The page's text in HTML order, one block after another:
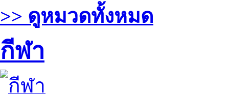
>> ดูหมวดทั้งหมด
กีฬา